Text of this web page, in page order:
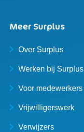
Meer Surplus
Over Surplus
Werken bij Surplus
Voor medewerkers
Vrijwilligerswerk
Verwijzers